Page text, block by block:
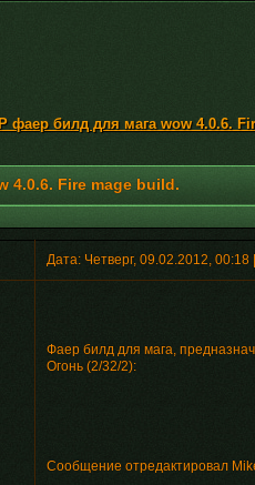
фаер билд для мага wow 4.0.6.
4.0.6. Fire mage build.
Дата: Четверг, 09.02.2012,
Фаер билд для мага,
Огонь (2/32/2):
Сообщение отредактировал